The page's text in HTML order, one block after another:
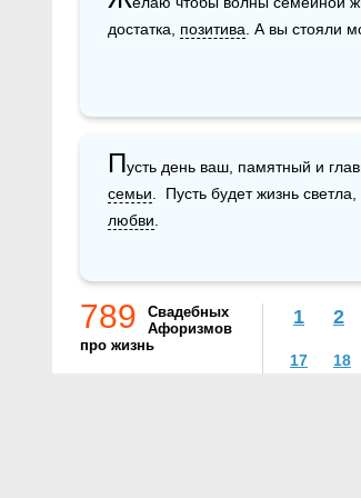
достатка, позитива . А вы стояли
П
семьи
любви
789
Свадебных
Афоризмов
про жизнь
1 2
17 18